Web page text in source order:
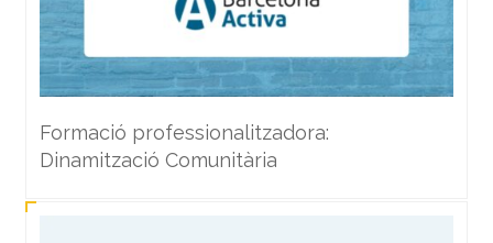
Formació professionalitzadora:
Dinamització Comunitària